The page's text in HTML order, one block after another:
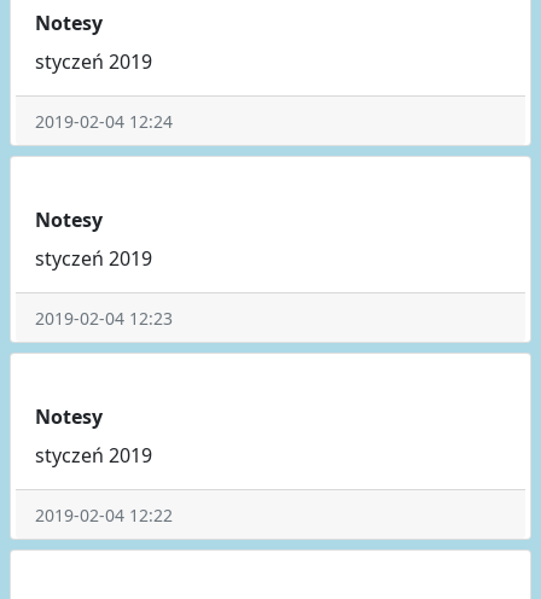
Notesy
styczeń 2019
2019-02-04 12:24
Notesy
styczeń 2019
2019-02-04 12:23
Notesy
styczeń 2019
2019-02-04 12:22